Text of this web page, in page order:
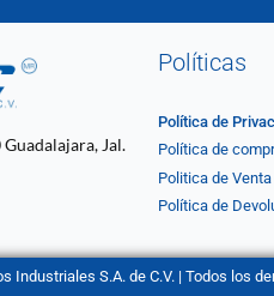
Jal.
Políticas
Política de
Política de
Politica de Venta
Política de
Industriales S.A. de C.V. | Todos los